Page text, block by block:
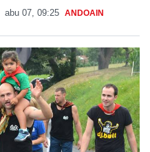
abu 07, 09:25 ANDOAIN